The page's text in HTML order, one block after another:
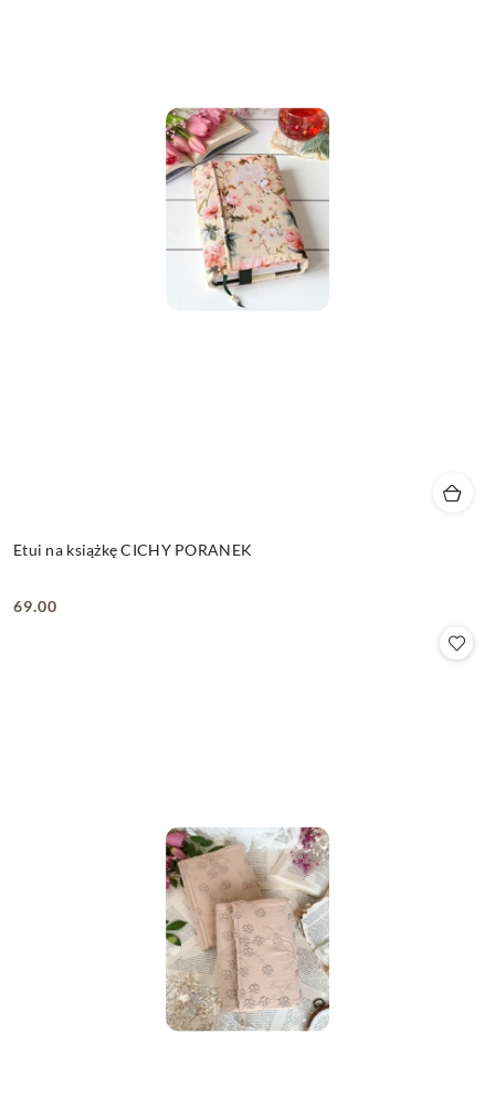
Etui na książkę CICHY PORANEK
Cena:
69.00